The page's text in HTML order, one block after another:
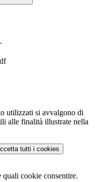
utilizzati si avvalgono di
alle finalità illustrate nella
tutti i cookies
quali cookie consentire.